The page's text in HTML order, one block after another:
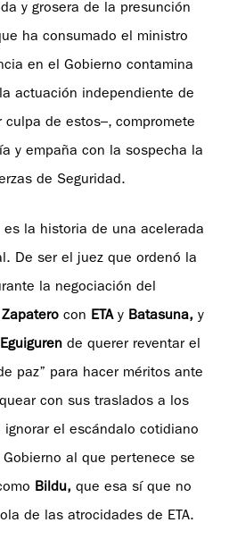
y grosera de la presunción
ha consumado el ministro
en el Gobierno contamina
actuación independiente de
de estos–, compromete
y empaña con la sospecha la
de Seguridad.
es la historia de una acelerada
De ser el juez que ordenó la
la negociación del
con ETA y Batasuna, y
de querer reventar el
paz” para hacer méritos ante
con sus traslados a los
ignorar el escándalo cotidiano
al que pertenece se
Bildu, que esa sí que no
de las atrocidades de ETA.